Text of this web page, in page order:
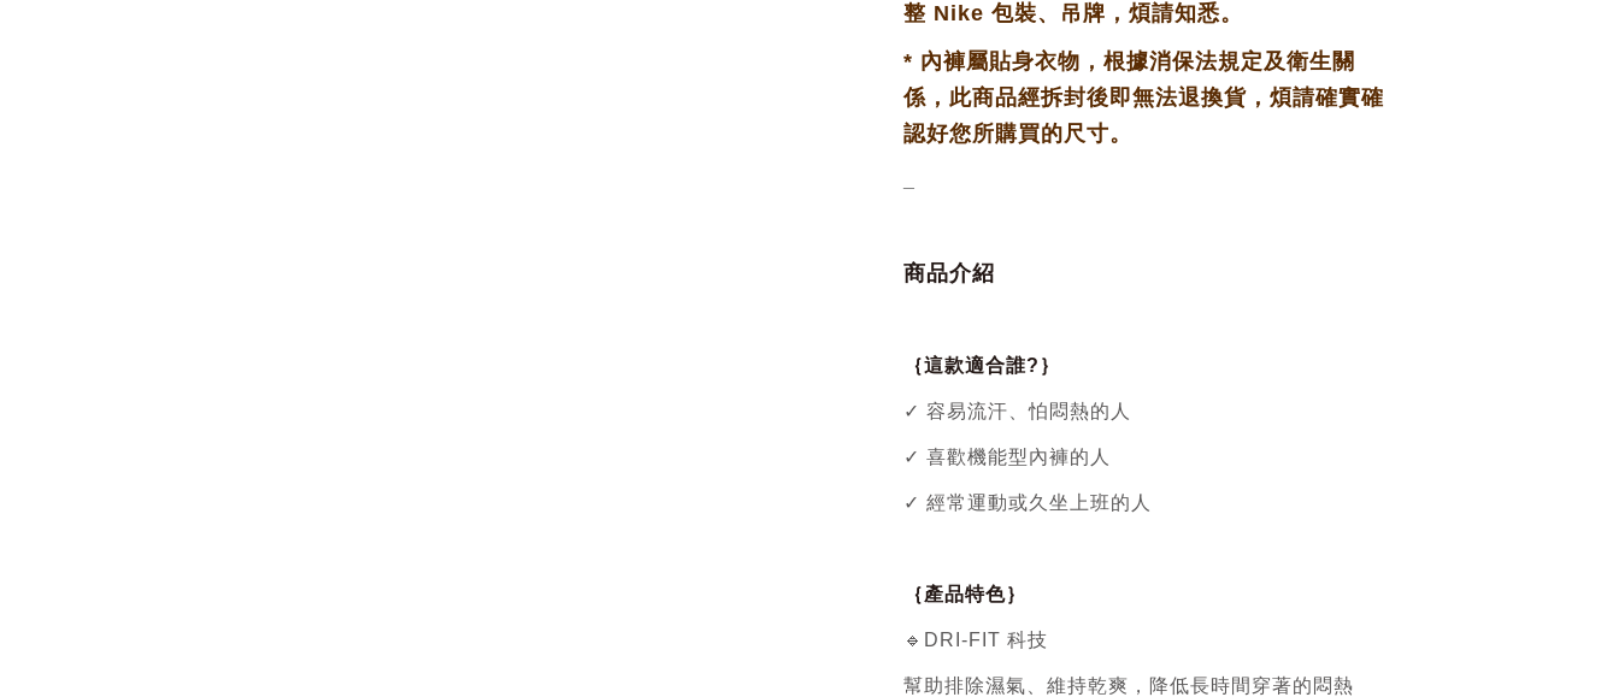
整 Nike 包裝、吊牌， 煩請知悉。
* 內褲屬貼身衣物，根據消保法規定及衛生關
係，此商品經拆封後即無法退換貨， 煩請確實確
認好您所購買的尺寸。
商品介紹
｛這款適合誰?｝
✓ 容易流汗、怕悶熱的人
✓ 喜歡機能型內褲的人
✓ 經常運動或久坐上班的人
｛產品特色｝
🔹DRI-FIT 科技
幫助排除濕氣、維持乾爽，降低長時間穿著的悶熱